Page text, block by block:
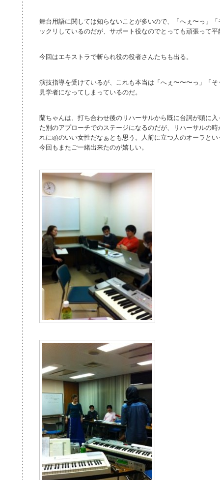
舞台用語に関しては知らないことが多いので、「へぇ〜っ」
ックリしているのだが、サポート役なのでとっても頑張って
今回はエキストラで斬られ役の役者さんたちも出る。
演技指導を受けているが、これも本当は「へぇ〜〜〜っ」「
見学者になってしまっているのだ。
蘭ちゃんは、打ち合わせ後のリハーサルから既に台詞が頭に
た別のアプローチでのステージになるのだが、リハーサルの
れに頭のいい女性だなぁとも思う。人前に立つ人のオーラと
今回もまたご一緒出来たのが嬉しい。